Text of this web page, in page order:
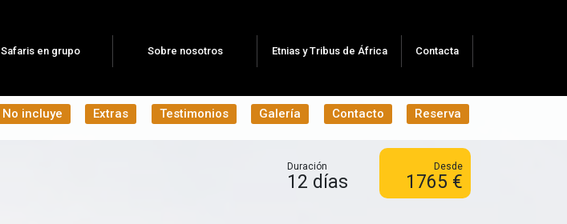
Safaris en grupo Sobre nosotros Etnias y Tribus de África Contacta
No incluye Extras Testimonios Galería Contacto Reserva
Duración
12 días
Desde
1765 €